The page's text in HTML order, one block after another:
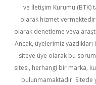
ve İletişim Kurumu (BTK)
olarak hizmet
olarak denetleme veya
Ancak, üyelerimiz
siteye üye olarak bu
sitesi, herhangi bir marka,
bulunmamaktadır. Sitede